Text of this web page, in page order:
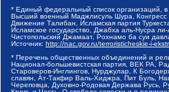
* Единый федеральный список организаций,
Высший военный Маджлисуль Шура, Конгресс
Движение Талибан, Исламская партия
Исламское государство, Джабха аль-Нусра
Чистопольский Джамаат, Рохнамо ба суи
Источник: http://nac.gov.ru/terroristicheskie-i-
* Перечень общественных объединений и
Национал-большевистская партия, ВЕК РА,
Староверов-Инглингов, Нурджулар, К
славян, Ат-Такфир Валь-Хиджра, Пит Буль,
Череповца, Духовно-Родовая Держава Русь,